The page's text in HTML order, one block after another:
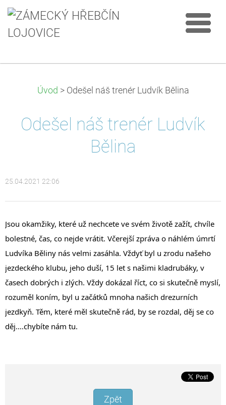
Úvod > Odešel náš trenér Ludvík Bělina
Odešel náš trenér Ludvík
Bělina
25.04.2021 22:06
Jsou okamžiky, které už nechcete ve svém životě zažít, chvíle
bolestné, čas, co nejde vrátit. Včerejší zpráva o náhlém úmrtí
Ludvíka Běliny nás velmi zasáhla. Vždyť byl u zrodu našeho
jezdeckého klubu, jeho duší, 15 let s našimi kladrubáky, v
časech dobrých i zlých. Vždy dokázal říct, co si skutečně myslí,
rozuměl koním, byl u začátků mnoha našich drezurních
jezdkyň. Těm, které měl skutečně rád, by se rozdal, děj se co
děj....chybíte nám tu.
Zpět